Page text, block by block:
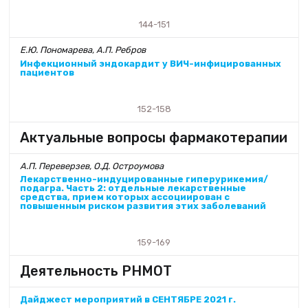
144-151
Е.Ю. Пономарева, А.П. Ребров
Инфекционный эндокардит у ВИЧ-инфицированных
пациентов
152-158
Актуальные вопросы фармакотерапии
А.П. Переверзев, О.Д. Остроумова
Лекарственно-индуцированные гиперурикемия/
подагра. Часть 2: отдельные лекарственные
средства, прием которых ассоциирован с
повышенным риском развития этих заболеваний
159-169
Деятельность РНМОТ
Дайджест мероприятий в СЕНТЯБРЕ 2021 г.